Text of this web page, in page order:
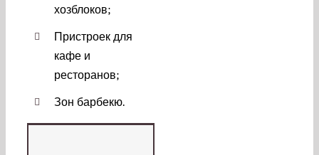
хозблоков;
Пристроек для
кафе и
ресторанов;
Зон барбекю.